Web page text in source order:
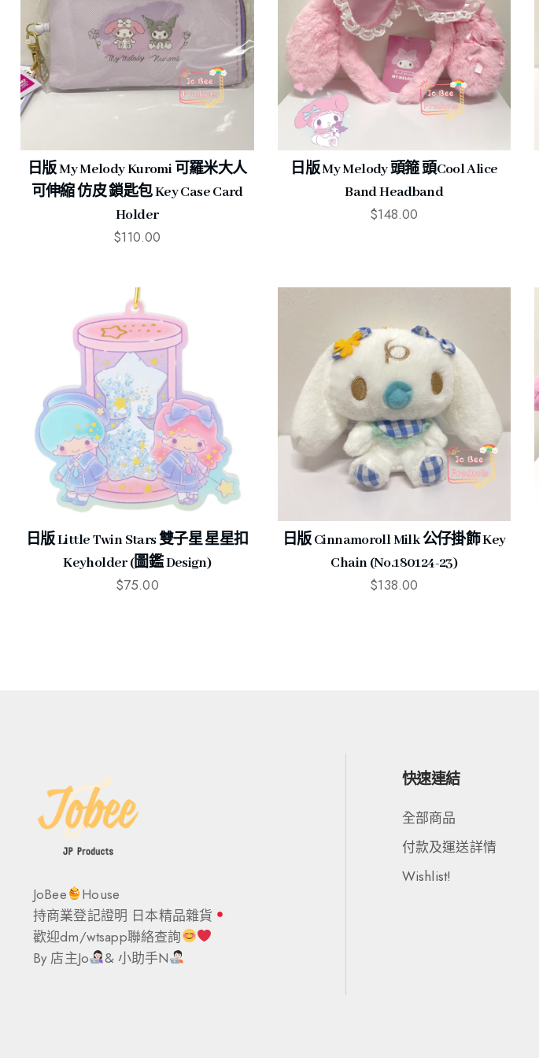
日版 My Melody Kuromi 可羅米大人
可伸縮 仿皮 鎖匙包 Key Case Card
Holder
$110.00
日版 My Melody 頭箍 頭cool Alice
Band Headband
$148.00
日版 Little Twin Stars 雙子星 星星扣
Keyholder (圖鑑 Design)
$75.00
日版 Cinnamoroll Milk 公仔掛飾 Key
Chain (No.180124-23)
$138.00
JoBee
House
持商業登記證明 日本精品雜貨
歡迎dm/wtsapp聯絡查詢
By 店主Jo
& 小助手N
快速連結
全部商品
付款及運送詳情
Wishlist!